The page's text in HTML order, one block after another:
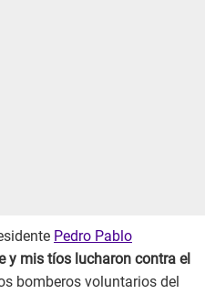
Pedro Pablo
y mis tíos lucharon contra el
bomberos voluntarios del